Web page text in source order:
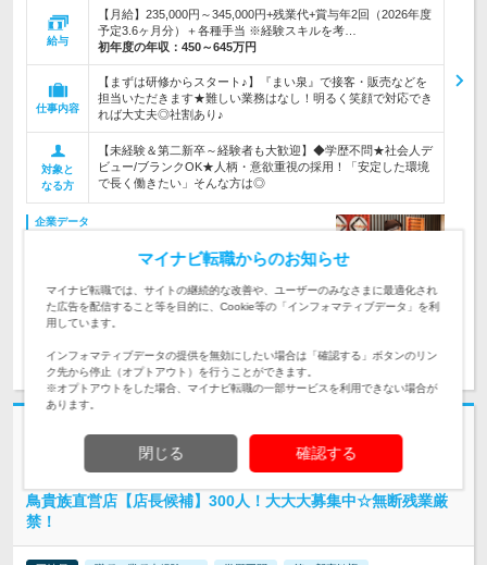
給与
【月給】235,000円～345,000円+残業代+賞与年2回（2026年度
予定3.6ヶ月分）＋各種手当 ※経験スキルを考…
初年度の年収： 450～645万円
仕事内容
【まずは研修からスタート♪】『まい泉』で接客・販売などを
担当いただきます★難しい業務はなし！明るく笑顔で対応でき
れば大丈夫◎社割あり♪
対象と
なる方
【未経験＆第二新卒～経験者も大歓迎】◆学歴不問★社会人デ
ビュー/ブランクOK★人柄・意欲重視の採用！「安定した環境
で長く働きたい」そんな方は◎
企業データ
求人詳細を見る 気になる
株式会社エターナルホスピタリティジャパン | 弊社は黄色い看板でお馴染
鳥貴族直営店【店長候補】300人！大大大募集中☆無断残業厳
禁！
マイナビ転職からのお知らせ
マイナビ転職では、サイトの継続的な改善や、ユーザーのみなさまに最適化され
た広告を配信すること等を目的に、Cookie等の「インフォマティブデータ」を利
用しています。
インフォマティブデータの提供を無効にしたい場合は「確認する」ボタンのリン
ク先から停止（オプトアウト）を行うことができます。
※オプトアウトをした場合、マイナビ転職の一部サービスを利用できない場合が
あります。
閉じる 確認する